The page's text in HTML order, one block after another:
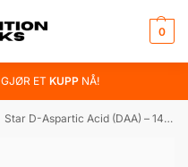
0
GJØR ET KUPP NÅ!
Star D-Aspartic Acid (DAA) – 144g